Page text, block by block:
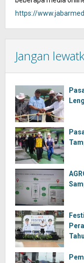
https://
Jangan